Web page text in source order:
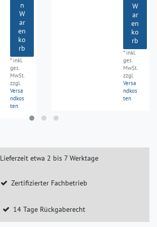
n
W
ar
en
ko
rb
* inkl.
ges.
MwSt.
zzgl.
Versa
ndkos
ten
W
ar
en
ko
rb
* inkl.
ges.
MwSt.
zzgl.
Versa
ndkos
ten
Lieferzeit etwa 2 bis 7 Werktage
Zertifizierter Fachbetrieb
14 Tage Rückgaberecht